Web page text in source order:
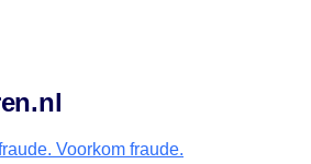
Voorkom fraude.